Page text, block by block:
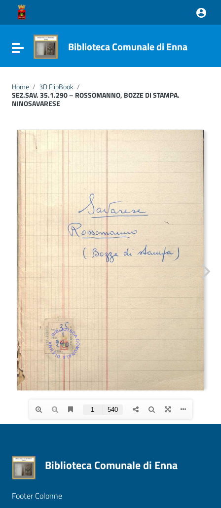
Vai ai contenuti
Vai al menu di navigazione
Vai al footer
Attiva / disattiva la navigazione
Biblioteca Comunale di Enna
Home / 3D FlipBook /
SEZ.SAV. 35.1.290 – ROSSOMANNO, BOZZE DI STAMPA.
NINOSAVARESE
Biblioteca Comunale di Enna
Footer Colonne